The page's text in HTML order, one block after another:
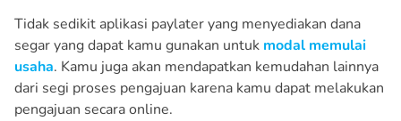
Tidak sedikit aplikasi paylater yang menyediakan dana
segar yang dapat kamu gunakan untuk modal memulai
usaha. Kamu juga akan mendapatkan kemudahan lainnya
dari segi proses pengajuan karena kamu dapat melakukan
pengajuan secara online.